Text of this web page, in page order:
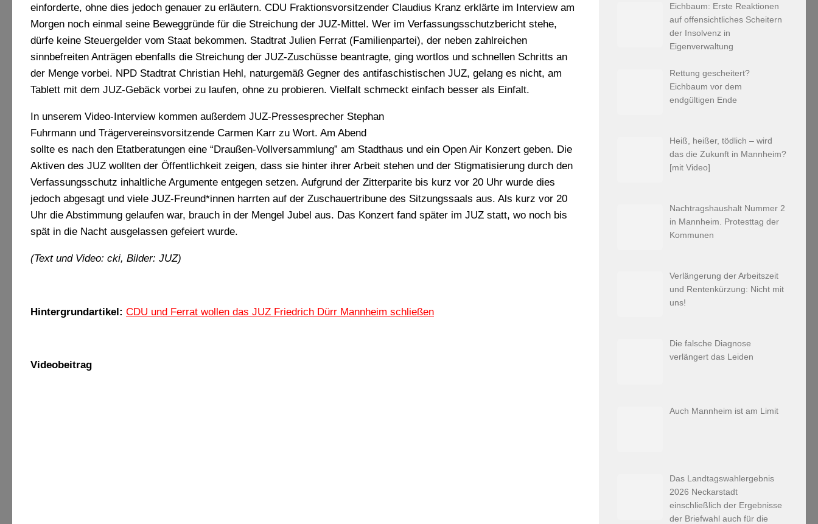
einforderte, ohne dies jedoch genauer zu erläutern. CDU Fraktionsvorsitzender Claudius Kranz erklärte im Interview am
Morgen noch einmal seine Beweggründe für die Streichung der JUZ-Mittel. Wer im Verfassungsschutzbericht stehe,
dürfe keine Steuergelder vom Staat bekommen. Stadtrat Julien Ferrat (Familienpartei), der neben zahlreichen
sinnbefreiten Anträgen ebenfalls die Streichung der JUZ-Zuschüsse beantragte, ging wortlos und schnellen Schritts an
der Menge vorbei. NPD Stadtrat Christian Hehl, naturgemäß Gegner des antifaschistischen JUZ, gelang es nicht, am
Tablett mit dem JUZ-Gebäck vorbei zu laufen, ohne zu probieren. Vielfalt schmeckt einfach besser als Einfalt.
In unserem Video-Interview kommen außerdem JUZ-Pressesprecher Stephan
Fuhrmann und Trägervereinsvorsitzende Carmen Karr zu Wort. Am Abend
sollte es nach den Etatberatungen eine “Draußen-Vollversammlung” am Stadthaus und ein Open Air Konzert geben. Die
Aktiven des JUZ wollten der Öffentlichkeit zeigen, dass sie hinter ihrer Arbeit stehen und der Stigmatisierung durch den
Verfassungsschutz inhaltliche Argumente entgegen setzen. Aufgrund der Zitterparite bis kurz vor 20 Uhr wurde dies
jedoch abgesagt und viele JUZ-Freund*innen harrten auf der Zuschauertribune des Sitzungssaals aus. Als kurz vor 20
Uhr die Abstimmung gelaufen war, brauch in der Mengel Jubel aus. Das Konzert fand später im JUZ statt, wo noch bis
spät in die Nacht ausgelassen gefeiert wurde.
(Text und Video: cki, Bilder: JUZ)
Hintergrundartikel: CDU und Ferrat wollen das JUZ Friedrich Dürr Mannheim schließen
Videobeitrag
Eichbaum: Erste Reaktionen
auf offensichtliches Scheitern
der Insolvenz in
Eigenverwaltung
Rettung gescheitert?
Eichbaum vor dem
endgültigen Ende
Heiß, heißer, tödlich – wird
das die Zukunft in Mannheim?
[mit Video]
Nachtragshaushalt Nummer 2
in Mannheim. Protesttag der
Kommunen
Verlängerung der Arbeitszeit
und Rentenkürzung: Nicht mit
uns!
Die falsche Diagnose
verlängert das Leiden
Auch Mannheim ist am Limit
Das Landtagswahlergebnis
2026 Neckarstadt
einschließlich der Ergebnisse
der Briefwahl auch für die